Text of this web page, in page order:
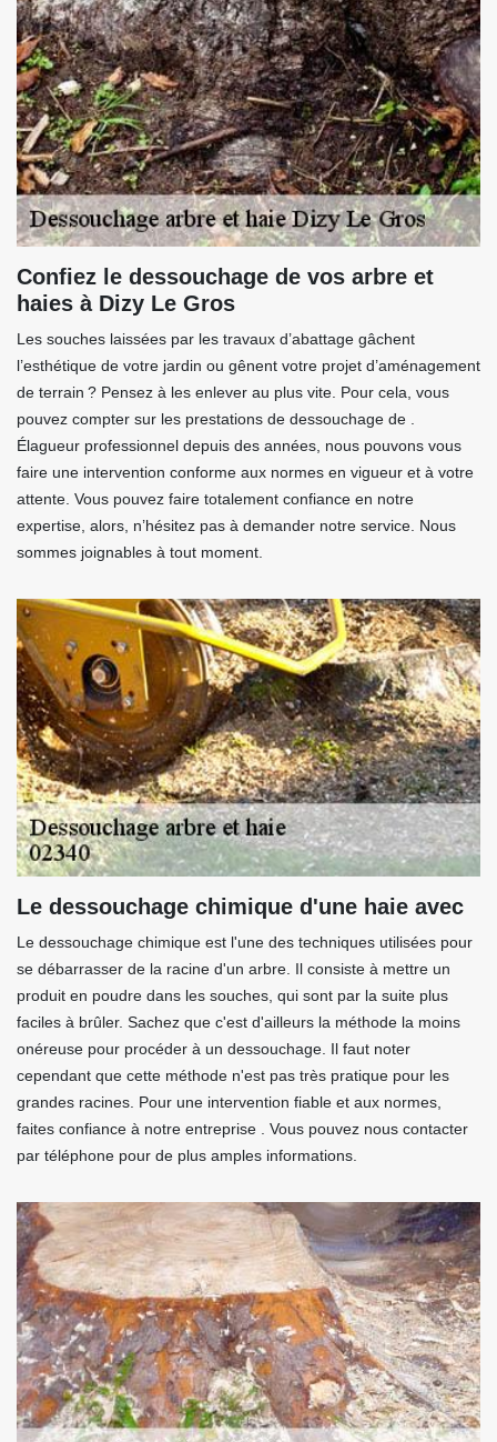
Confiez le dessouchage de vos arbre et
haies à Dizy Le Gros
Les souches laissées par les travaux d’abattage gâchent
l’esthétique de votre jardin ou gênent votre projet d’aménagement
de terrain ? Pensez à les enlever au plus vite. Pour cela, vous
pouvez compter sur les prestations de dessouchage de .
Élagueur professionnel depuis des années, nous pouvons vous
faire une intervention conforme aux normes en vigueur et à votre
attente. Vous pouvez faire totalement confiance en notre
expertise, alors, n’hésitez pas à demander notre service. Nous
sommes joignables à tout moment.
Le dessouchage chimique d'une haie avec
Le dessouchage chimique est l'une des techniques utilisées pour
se débarrasser de la racine d'un arbre. Il consiste à mettre un
produit en poudre dans les souches, qui sont par la suite plus
faciles à brûler. Sachez que c'est d'ailleurs la méthode la moins
onéreuse pour procéder à un dessouchage. Il faut noter
cependant que cette méthode n'est pas très pratique pour les
grandes racines. Pour une intervention fiable et aux normes,
faites confiance à notre entreprise . Vous pouvez nous contacter
par téléphone pour de plus amples informations.